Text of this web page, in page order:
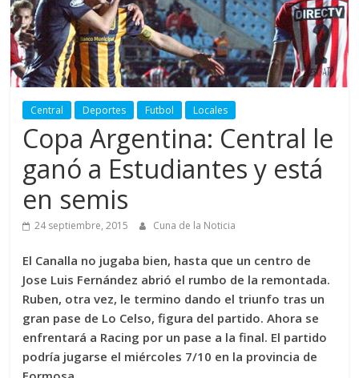
Central Deportes Futbol Locales
Copa Argentina: Central le
ganó a Estudiantes y está
en semis
24 septiembre, 2015 Cuna de la Noticia
El Canalla no jugaba bien, hasta que un centro de
Jose Luis Fernández abrió el rumbo de la remontada.
Ruben, otra vez, le termino dando el triunfo tras un
gran pase de Lo Celso, figura del partido. Ahora se
enfrentará a Racing por un pase a la final. El partido
podría jugarse el miércoles 7/10 en la provincia de